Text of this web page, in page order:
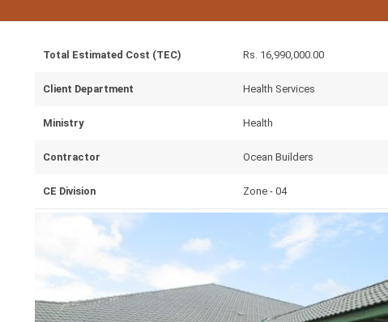
Total Estimated Cost (TEC) Rs. 16,990,000.00
Client Department Health Services
Ministry Health
Contractor Ocean Builders
CE Division Zone - 04